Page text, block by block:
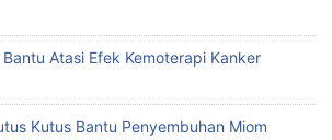
Atasi Efek Kemoterapi Kanker
Kutus Bantu Penyembuhan Miom